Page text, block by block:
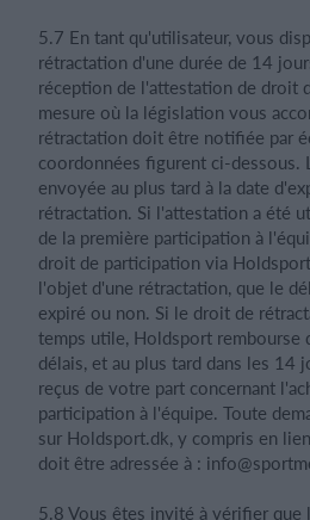
5.7 En tant qu'utilisateur, vous
rétractation d'une durée de 14
réception de l'attestation de droit
mesure où la législation vous
rétractation doit être notifiée par
coordonnées figurent ci-
envoyée au plus tard à la date
rétractation. Si l'attestation a été
de la première participation à
droit de participation via
l'objet d'une rétractation, que le
expiré ou non. Si le droit de
temps utile, Holdsport rembourse
délais, et au plus tard dans les 14
reçus de votre part concernant
participation à l'équipe. Toute
sur Holdsport.dk, y compris en
doit être adressée à :
5.8 Vous êtes invité à vérifier que